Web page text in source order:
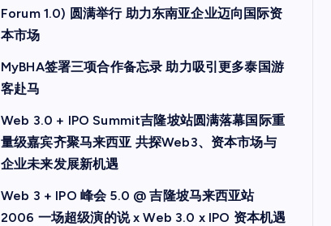
Forum 1.0) 圆满举行 助力东南亚企业迈向国际资
本市场
MyBHA签署三项合作备忘录 助力吸引更多泰国游
客赴马
Web 3.0 + IPO Summit吉隆坡站圆满落幕国际重
量级嘉宾齐聚马来西亚 共探Web3、资本市场与
企业未来发展新机遇
Web 3 + IPO 峰会 5.0 @ 吉隆坡马来西亚站
2006 一场超级演的说 x Web 3.0 x IPO 资本机遇